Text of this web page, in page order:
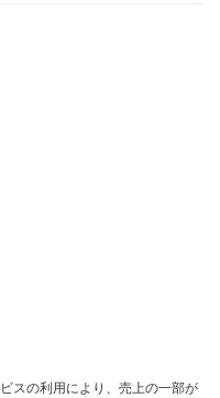
スの利用により、売上の一部が